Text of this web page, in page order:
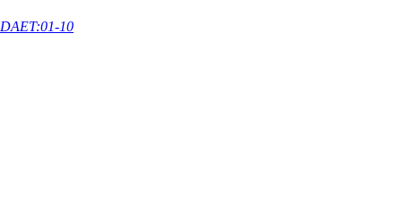
DAET:01-10